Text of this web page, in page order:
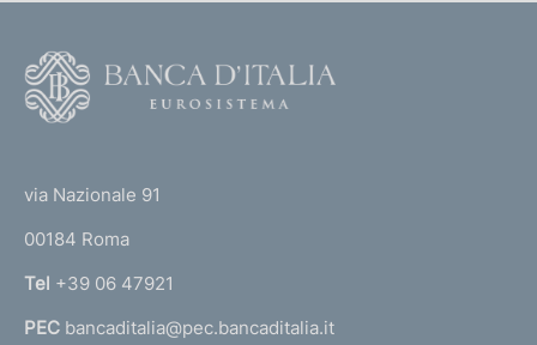
r
n
a
via Nazionale 91
00184 Roma
Tel +39 06 47921
PEC bancaditalia@pec.bancaditalia.it